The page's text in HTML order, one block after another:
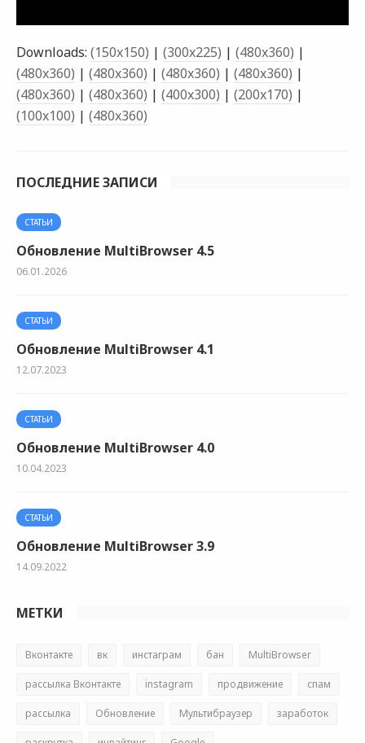
Downloads: (150x150) | (300x225) | (480x360) |
(480x360) | (480x360) | (480x360) | (480x360) |
(480x360) | (480x360) | (400x300) | (200x170) |
(100x100) | (480x360)
ПОСЛЕДНИЕ ЗАПИСИ
СТАТЬИ
Обновление MultiBrowser 4.5
06.01.2026
СТАТЬИ
Обновление MultiBrowser 4.1
12.07.2023
СТАТЬИ
Обновление MultiBrowser 4.0
10.04.2023
СТАТЬИ
Обновление MultiBrowser 3.9
14.09.2022
МЕТКИ
Вконтакте вк инстаграм бан MultiBrowser
рассылка Вконтакте instagram продвижение спам
рассылка Обновление Мультибраузер заработок